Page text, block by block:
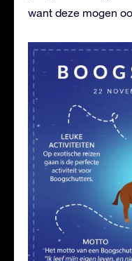
want deze mogen